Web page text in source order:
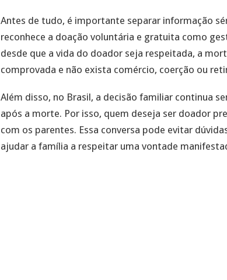
Antes de tudo, é importante separar informação
reconhece a doação voluntária e gratuita como
desde que a vida do doador seja respeitada, a
comprovada e não exista comércio, coerção ou
Além disso, no Brasil, a decisão familiar continua
após a morte. Por isso, quem deseja ser doador
com os parentes. Essa conversa pode evitar
ajudar a família a respeitar uma vontade